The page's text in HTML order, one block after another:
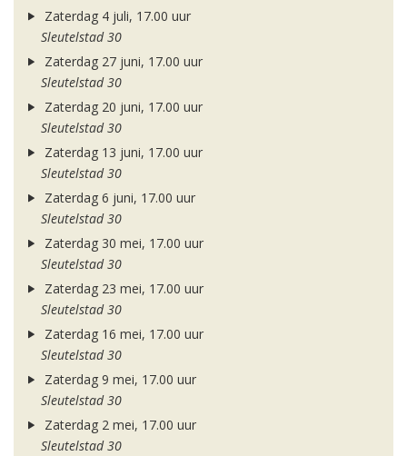
Zaterdag 4 juli, 17.00 uur
Sleutelstad 30
Zaterdag 27 juni, 17.00 uur
Sleutelstad 30
Zaterdag 20 juni, 17.00 uur
Sleutelstad 30
Zaterdag 13 juni, 17.00 uur
Sleutelstad 30
Zaterdag 6 juni, 17.00 uur
Sleutelstad 30
Zaterdag 30 mei, 17.00 uur
Sleutelstad 30
Zaterdag 23 mei, 17.00 uur
Sleutelstad 30
Zaterdag 16 mei, 17.00 uur
Sleutelstad 30
Zaterdag 9 mei, 17.00 uur
Sleutelstad 30
Zaterdag 2 mei, 17.00 uur
Sleutelstad 30